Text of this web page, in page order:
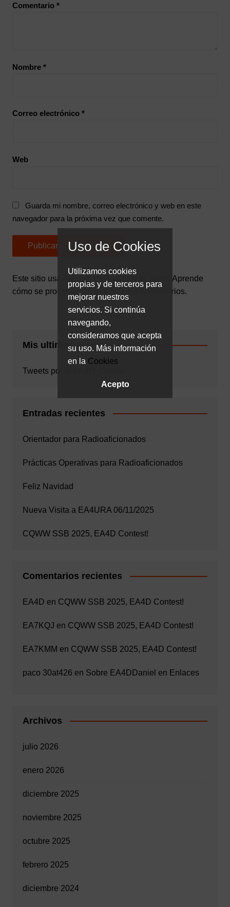
Comentario *
Nombre *
Correo electrónico *
Web
Guarda mi nombre, correo electrónico y web en este
navegador para la próxima vez que comente.
Este sitio usa Akismet para reducir el spam. Aprende
cómo se procesan los datos de tus comentarios.
Mis ultimos tweets
Tweets por @EA4D_Oskitar
Entradas recientes
Orientador para Radioaficionados
Prácticas Operativas para Radioaficionados
Feliz Navidad
Nueva Visita a EA4URA 06/11/2025
CQWW SSB 2025, EA4D Contest!
Comentarios recientes
EA4D en CQWW SSB 2025, EA4D Contest!
EA7KQJ en CQWW SSB 2025, EA4D Contest!
EA7KMM en CQWW SSB 2025, EA4D Contest!
paco 30at426 en Sobre EA4D Daniel en Enlaces
Archivos
julio 2026
enero 2026
diciembre 2025
noviembre 2025
octubre 2025
febrero 2025
diciembre 2024
Uso de Cookies
Utilizamos cookies
propias y de terceros para
mejorar nuestros
servicios. Si continúa
navegando,
consideramos que acepta
su uso. Más información
en la Cookies
Acepto